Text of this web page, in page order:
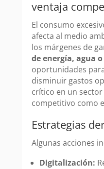
ventaja
El consumo
afecta al medio
los márgenes de
de energía, agua
oportunidades
disminuir gastos
crítico en un
competitivo como
Estrategias
Algunas acciones
Digitalización: